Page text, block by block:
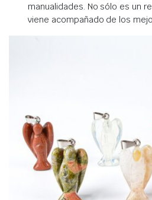
manualidades. No sólo es un
viene acompañado de los